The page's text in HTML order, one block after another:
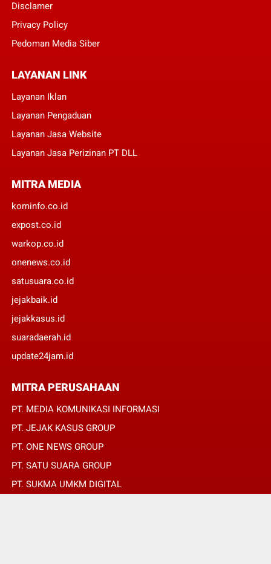
Disclamer
Privacy Policy
Pedoman Media Siber
LAYANAN LINK
Layanan Iklan
Layanan Pengaduan
Layanan Jasa Website
Layanan Jasa Perizinan PT DLL
MITRA MEDIA
kominfo.co.id
expost.co.id
warkop.co.id
onenews.co.id
satusuara.co.id
jejakbaik.id
jejakkasus.id
suaradaerah.id
update24jam.id
MITRA PERUSAHAAN
PT. MEDIA KOMUNIKASI INFORMASI
PT. JEJAK KASUS GROUP
PT. ONE NEWS GROUP
PT. SATU SUARA GROUP
PT. SUKMA UMKM DIGITAL